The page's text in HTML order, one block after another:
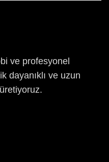
ve profesyonel
dayanıklı ve uzun